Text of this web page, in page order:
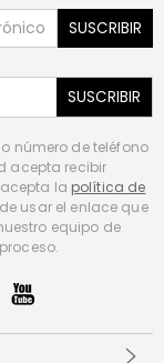
SUSCRIBIR
SUSCRIBIR
número de teléfono
acepta recibir
la política de
usar el enlace que
equipo de